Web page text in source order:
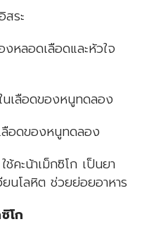
ะ
เลือดและหัวใจ
ดของหนูทดลอง
องหนูทดลอง
เม็กซิโก เป็นยา
นโลหิต ช่วยย่อยอาหาร
โก